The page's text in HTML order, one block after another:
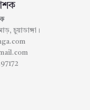
চুয়াডাঙ্গা।